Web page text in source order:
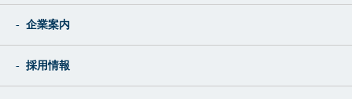
企業案内
採用情報